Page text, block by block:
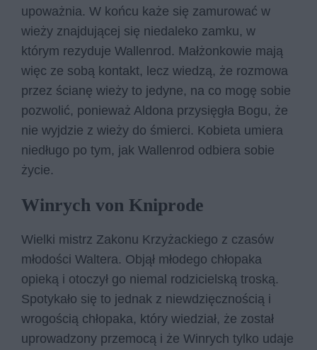
upoważnia. W końcu każe się zamurować w
wieży znajdującej się niedaleko zamku, w
którym rezyduje Wallenrod. Małżonkowie mają
więc ze sobą kontakt, lecz wiedzą, że rozmowa
przez ścianę wieży to jedyne, na co mogę sobie
pozwolić, ponieważ Aldona przysięgła Bogu, że
nie wyjdzie z wieży do śmierci. Kobieta umiera
niedługo po tym, jak Wallenrod odbiera sobie
życie.
Winrych von Kniprode
Wielki mistrz Zakonu Krzyżackiego z czasów
młodości Waltera. Objął młodego chłopaka
opieką i otoczył go niemal rodzicielską troską.
Spotykało się to jednak z niewdzięcznością i
wrogością chłopaka, który wiedział, że został
uprowadzony przemocą i że Winrych tylko udaje